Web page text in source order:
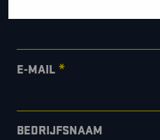
E-MAIL *
BEDRIJFSNAAM